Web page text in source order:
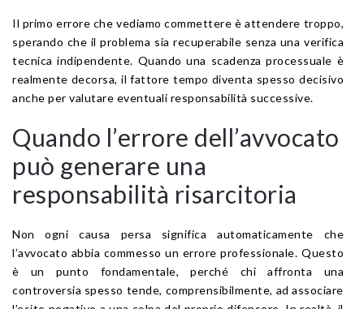
Il primo errore che vediamo commettere è attendere troppo,
sperando che il problema sia recuperabile senza una verifica
tecnica indipendente. Quando una scadenza processuale è
realmente decorsa, il fattore tempo diventa spesso decisivo
anche per valutare eventuali responsabilità successive.
Quando l’errore dell’avvocato
può generare una
responsabilità risarcitoria
Non ogni causa persa significa automaticamente che
l’avvocato abbia commesso un errore professionale. Questo
è un punto fondamentale, perché chi affronta una
controversia spesso tende, comprensibilmente, ad associare